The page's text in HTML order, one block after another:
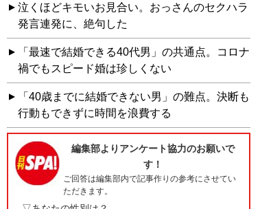
泣くほどキモいお見合い。おっさんのセクハラ
発言連発に、絶句した
「最速で結婚できる40代男」の共通点。コロナ
禍でもスピード婚は珍しくない
「40歳までに結婚できない男」の難点。決断も
行動もできずに時間を浪費する